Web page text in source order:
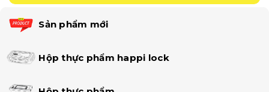
Sản phẩm mới
Hộp thực phẩm happi lock